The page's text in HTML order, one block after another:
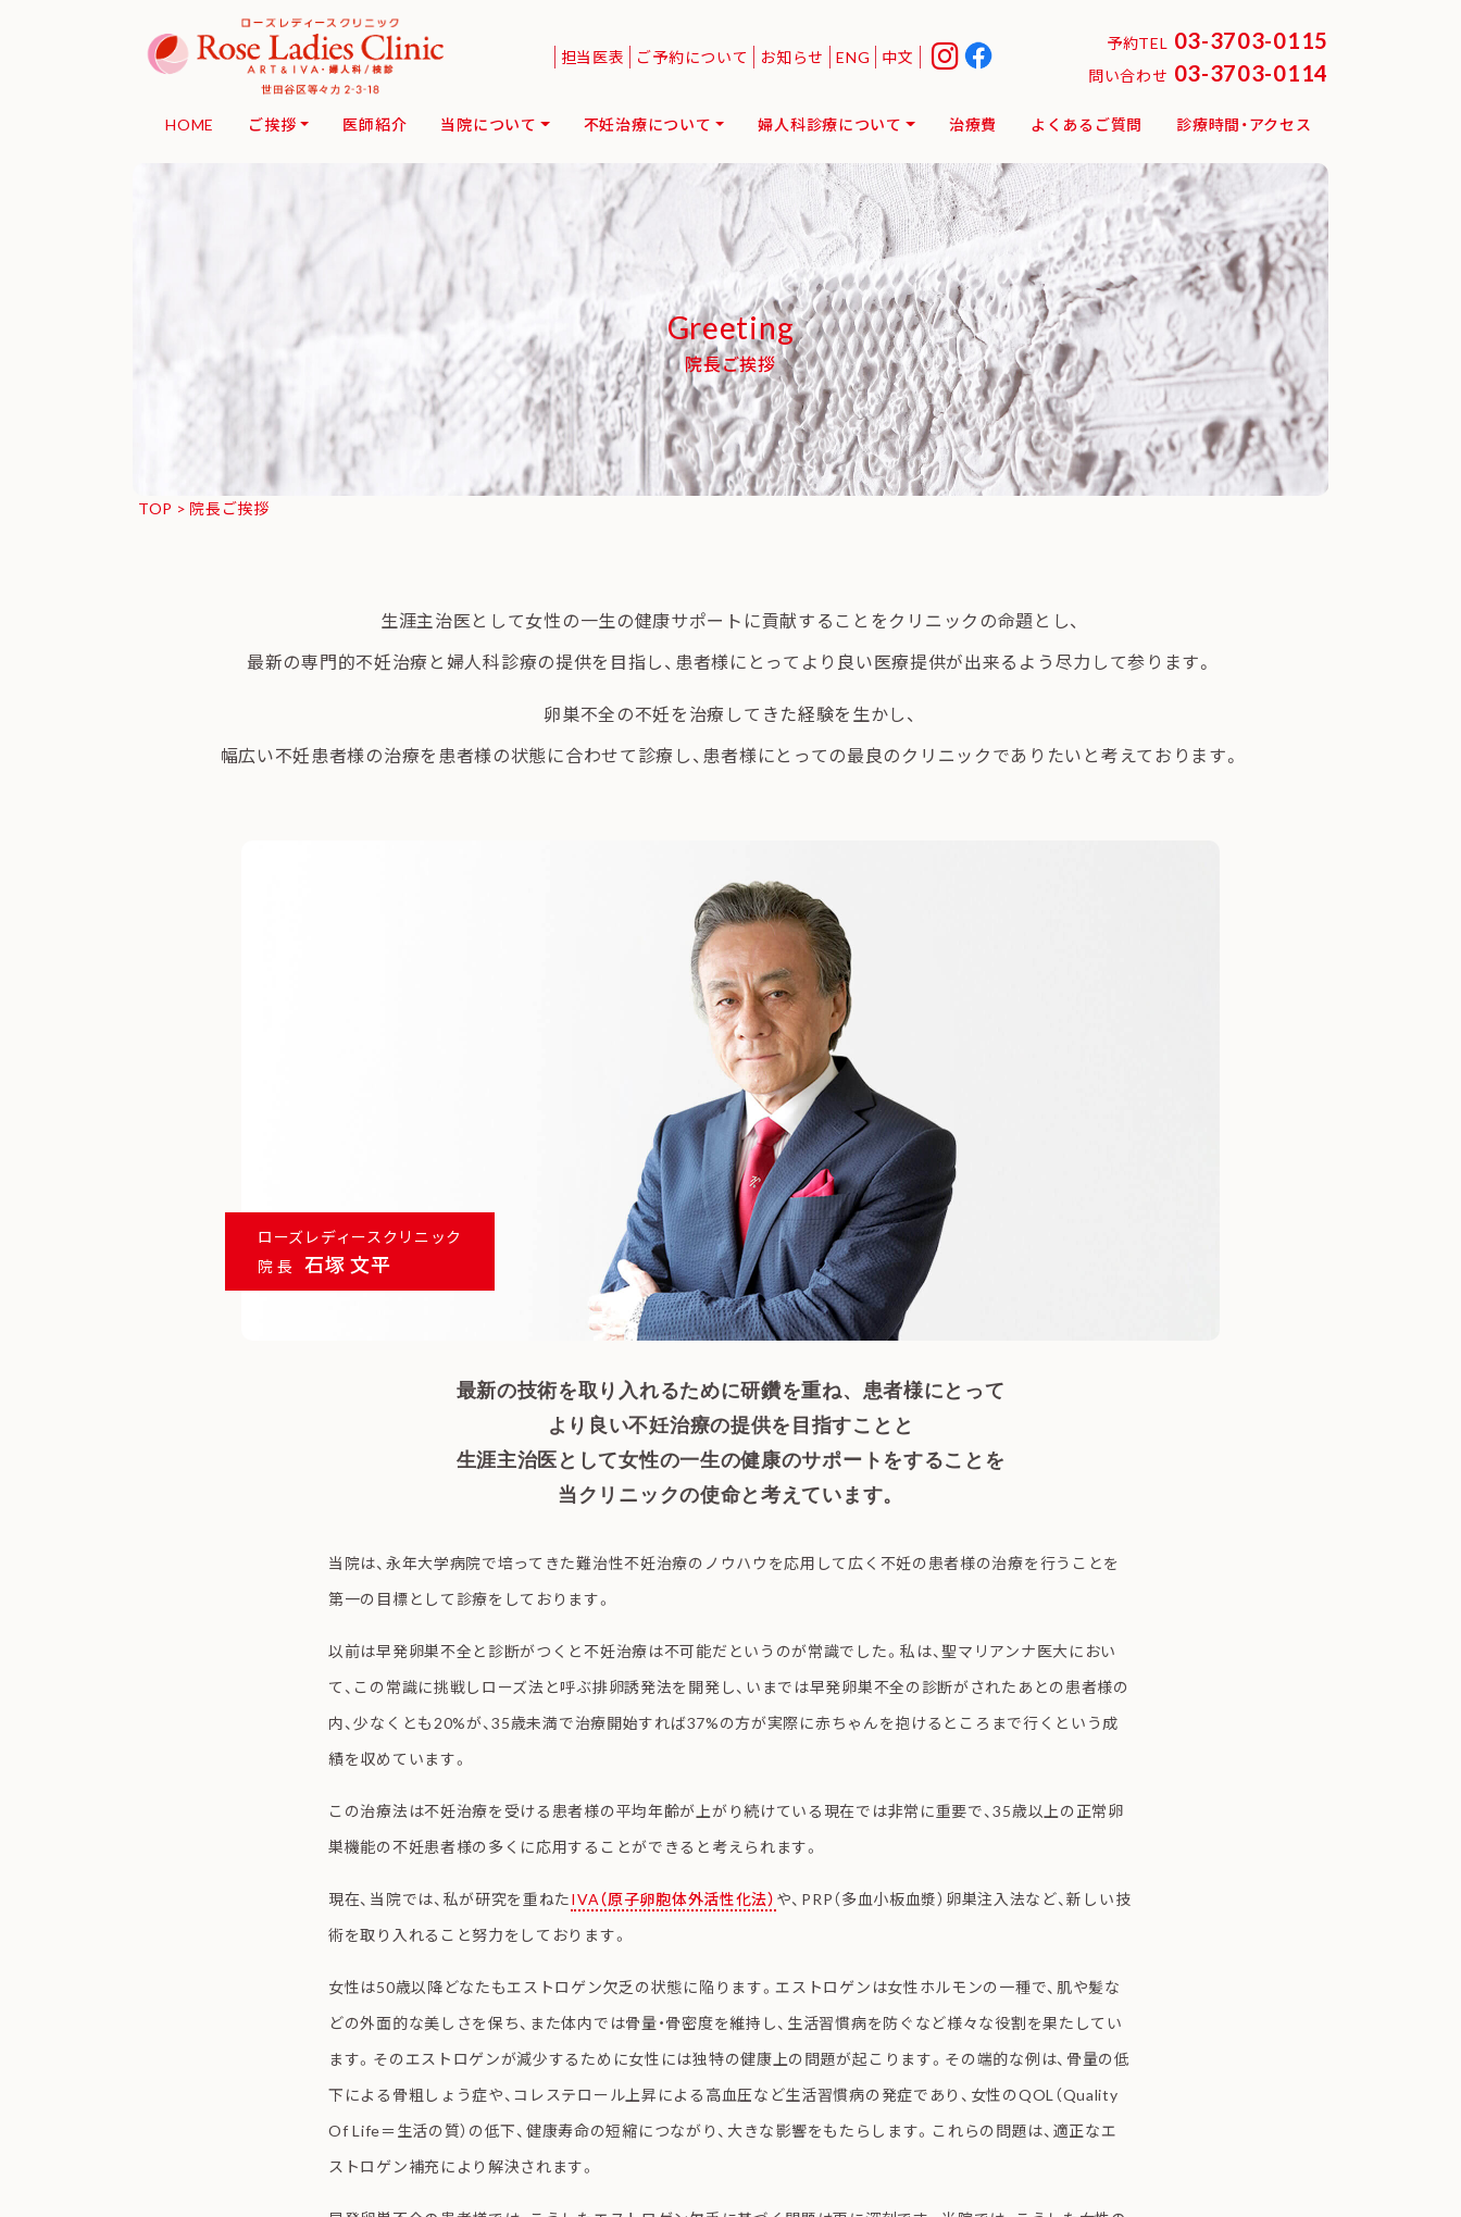
担当医表 ご予約について お知らせ ENG 中文
予約TEL 03-3703-0115
問い合わせ 03-3703-0114
HOME ご挨拶 医師紹介 当院について 不妊治療について 婦人科診療について 治療費 よくあるご質問 診療時間・アクセス
Greeting
院長ご挨拶
TOP > 院長ご挨拶
生涯主治医として女性の一生の健康サポートに貢献することをクリニックの命題とし、
最新の専門的不妊治療と婦人科診療の提供を目指し、患者様にとってより良い医療提供が出来るよう尽力して参ります。
卵巣不全の不妊を治療してきた経験を生かし、
幅広い不妊患者様の治療を患者様の状態に合わせて診療し、患者様にとっての最良のクリニックでありたいと考えております。
ローズレディースクリニック
院 長
石塚 文平
最新の技術を取り入れるために研鑽を重ね、患者様にとって
より良い不妊治療の提供を目指すことと
生涯主治医として女性の一生の健康のサポートをすることを
当クリニックの使命と考えています。
当院は、永年大学病院で培ってきた難治性不妊治療のノウハウを応用して広く不妊の患者様の治療を行うことを
第一の目標として診療をしております。
以前は早発卵巣不全と診断がつくと不妊治療は不可能だというのが常識でした。私は、聖マリアンナ医大におい
て、この常識に挑戦しローズ法と呼ぶ排卵誘発法を開発し、いまでは早発卵巣不全の診断がされたあとの患者様の
内、少なくとも20%が、35歳未満で治療開始すれば37%の方が実際に赤ちゃんを抱けるところまで行くという成
績を収めています。
この治療法は不妊治療を受ける患者様の平均年齢が上がり続けている現在では非常に重要で、35歳以上の正常卵
巣機能の不妊患者様の多くに応用することができると考えられます。
現在、当院では、私が研究を重ねたIVA（原子卵胞体外活性化法） や、PRP（多血小板血漿）卵巣注入法など、新しい技
術を取り入れること努力をしております。
女性は50歳以降どなたもエストロゲン欠乏の状態に陥ります。エストロゲンは女性ホルモンの一種で、肌や髪な
どの外面的な美しさを保ち、また体内では骨量・骨密度を維持し、生活習慣病を防ぐなど様々な役割を果たしてい
ます。そのエストロゲンが減少するために女性には独特の健康上の問題が起こります。その端的な例は、骨量の低
下による骨粗しょう症や、コレステロール上昇による高血圧など生活習慣病の発症であり、女性のQOL（Quality
Of Life＝生活の質）の低下、健康寿命の短縮につながり、大きな影響をもたらします。これらの問題は、適正なエ
ストロゲン補充により解決されます。